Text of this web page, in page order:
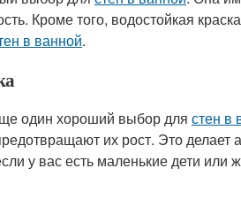
Кроме того, водостойкая
в ванной.
один хороший выбор для стен в
их рост. Это
у вас есть маленькие дети или